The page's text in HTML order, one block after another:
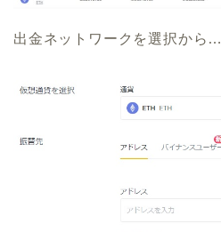
出金ネットワークを選択から…